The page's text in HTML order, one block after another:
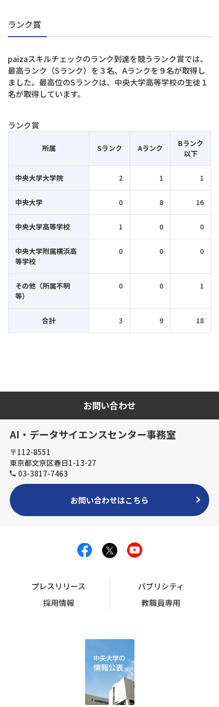
ランク賞
paizaスキルチェックのランク到達を競うランク賞では、
最高ランク（Sランク）を３名、Aランクを９名が取得し
ました。最高位のSランクは、中央大学高等学校の生徒１
名が取得しています。
ランク賞
所属 Sランク Aランク
Bランク
以下
中央大学大学院 2 1 1
中央大学 0 8 16
中央大学高等学校 1 0 0
中央大学附属横浜高
等学校
0 0 0
その他（所属不明
等）
0 0 1
合計 3 9 18
お問い合わせ
AI・データサイエンスセンター事務室
〒112-8551
東京都文京区春日1-13-27
03-3817-7463
お問い合わせはこちら
プレスリリース
パブリシティ
採用情報
教職員専用